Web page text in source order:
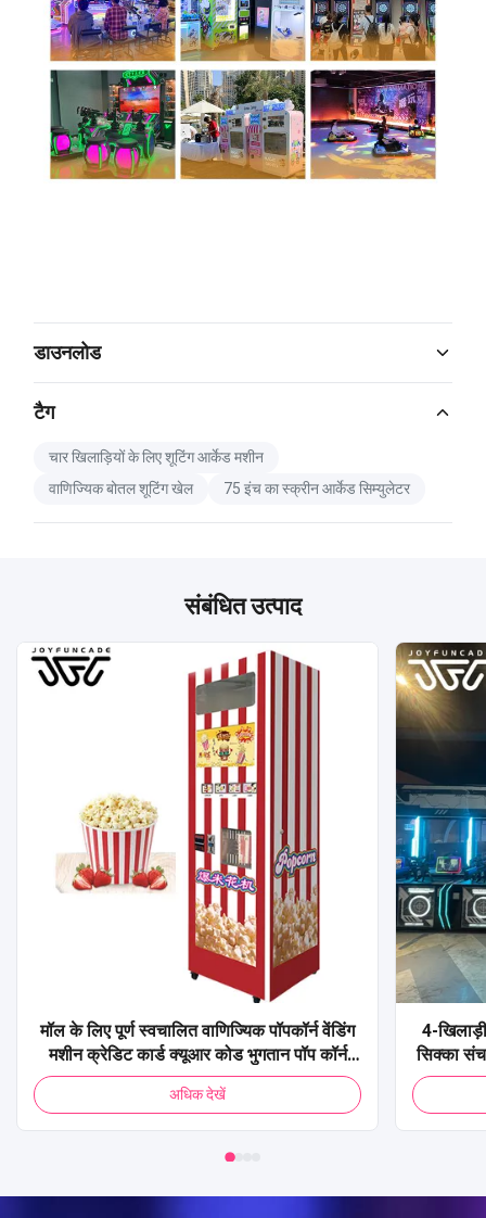
डाउनलोड
टैग
चार खिलाड़ियों के लिए शूटिंग आर्केड मशीन
वाणिज्यिक बोतल शूटिंग खेल
75 इंच का स्क्रीन आर्केड सिम्युलेटर
संबंधित उत्पाद
मॉल के लिए पूर्ण स्वचालित वाणिज्यिक पॉपकॉर्न वेंडिंग
मशीन क्रेडिट कार्ड क्यूआर कोड भुगतान पॉप कॉर्न
वेंडिंग मशीन
अधिक देखें
4-
सिक्का
शूटिंग